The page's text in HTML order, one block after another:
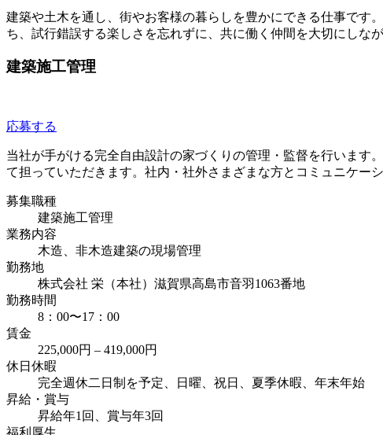
建築や土木を通し、街やお客様の暮らしを豊かにできる仕事です
ち、試行錯誤する楽しさを忘れずに、共に働く仲間を大切にしな
建築施工管理
応募する
当社が手がける完全自由設計の家づくりの管理・監督を行います
て担っていただきます。社内・社外さまざまな方とコミュニケー
募集職種
建築施工管理
業務内容
木造、非木造建築の現場管理
勤務地
株式会社 栄（本社）滋賀県高島市音羽1063番地
勤務時間
8：00〜17：00
賃金
225,000円 – 419,000円
休日休暇
完全週休二日制を予定、日曜、祝日、夏季休暇、年末年始
昇給・賞与
昇給年1回、賞与年3回
福利厚生